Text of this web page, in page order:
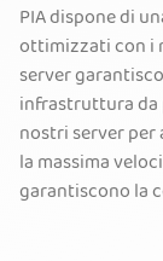
PIA dispone di
ottimizzati con i
server
infrastruttura da
nostri server per
la massima
garantiscono la